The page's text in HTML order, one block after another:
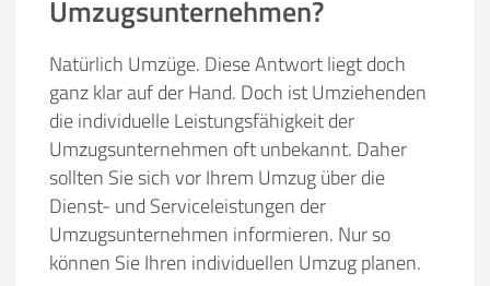
Umzugsunternehmen?
Natürlich Umzüge. Diese Antwort liegt doch
ganz klar auf der Hand. Doch ist Umziehenden
die individuelle Leistungsfähigkeit der
Umzugsunternehmen oft unbekannt. Daher
sollten Sie sich vor Ihrem Umzug über die
Dienst- und Serviceleistungen der
Umzugsunternehmen informieren. Nur so
können Sie Ihren individuellen Umzug planen.